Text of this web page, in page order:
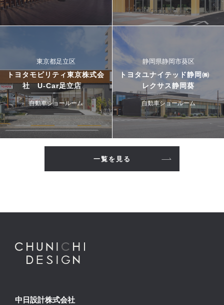
東京都足立区
トヨタモビリティ東京株式会
社 U-Car足立店
自動車ショールーム
静岡県静岡市葵区
トヨタユナイテッド静岡㈱
レクサス静岡葵
自動車ショールーム
一覧を見る
中日設計株式会社